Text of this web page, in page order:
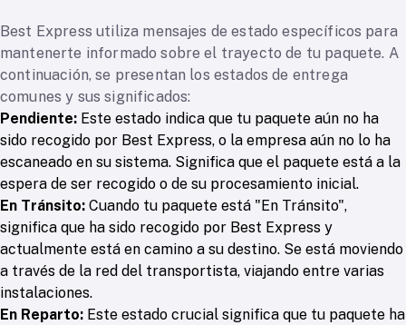
Best Express utiliza mensajes de estado específicos para
mantenerte informado sobre el trayecto de tu paquete. A
continuación, se presentan los estados de entrega
comunes y sus significados:
Pendiente: Este estado indica que tu paquete aún no ha
sido recogido por Best Express, o la empresa aún no lo ha
escaneado en su sistema. Significa que el paquete está a la
espera de ser recogido o de su procesamiento inicial.
En Tránsito: Cuando tu paquete está "En Tránsito",
significa que ha sido recogido por Best Express y
actualmente está en camino a su destino. Se está moviendo
a través de la red del transportista, viajando entre varias
instalaciones.
En Reparto: Este estado crucial significa que tu paquete ha